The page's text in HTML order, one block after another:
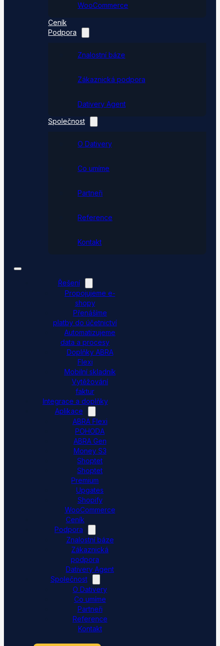
WooCommerce
Ceník
Podpora
Znalostní báze
Zákaznická podpora
Dativery Agent
Společnost
O Dativery
Co umíme
Partneři
Reference
Kontakt
Řešení
Propojujeme e-
shopy
Přenášíme
platby do účetnictví
Automatizujeme
data a procesy
Doplňky ABRA
Flexi
Mobilní skladník
Vytěžování
faktur
Integrace a doplňky
Aplikace
ABRA Flexi
POHODA
ABRA Gen
Money S3
Shoptet
Shoptet
Premium
Upgates
Shopify
WooCommerce
Ceník
Podpora
Znalostní báze
Zákaznická
podpora
Dativery Agent
Společnost
O Dativery
Co umíme
Partneři
Reference
Kontakt